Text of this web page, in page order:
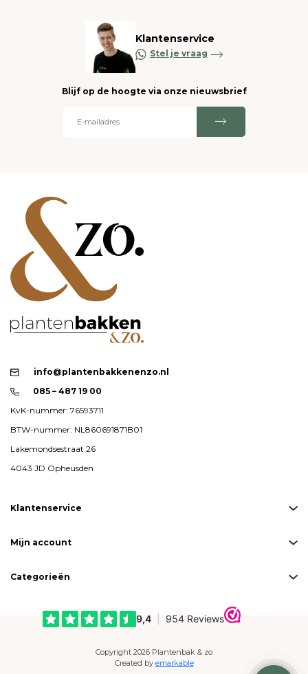
Klantenservice
Stel je vraag
Blijf op de hoogte via onze nieuwsbrief
info@plantenbakkenenzo.nl
085 – 487 19 00
KvK-nummer: 76593711
BTW-nummer: NL860691871B01
Lakemondsestraat 26
4043 JD Opheusden
Klantenservice
Mijn account
Categorieën
Copyright 2026 Plantenbak & zo
Created by emarkable